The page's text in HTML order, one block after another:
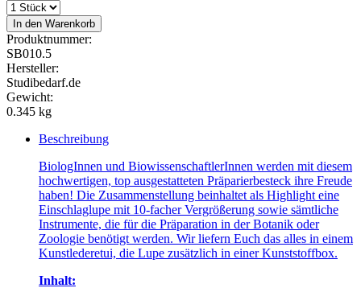
In den Warenkorb
Produktnummer:
SB010.5
Hersteller:
Studibedarf.de
Gewicht:
0.345 kg
Beschreibung
BiologInnen und BiowissenschaftlerInnen werden mit diesem
hochwertigen, top ausgestatteten Präparierbesteck ihre Freude
haben! Die Zusammenstellung beinhaltet als Highlight eine
Einschlaglupe mit 10-facher Vergrößerung sowie sämtliche
Instrumente, die für die Präparation in der Botanik oder
Zoologie benötigt werden. Wir liefern Euch das alles in einem
Kunstlederetui, die Lupe zusätzlich in einer Kunststoffbox.
Inhalt: